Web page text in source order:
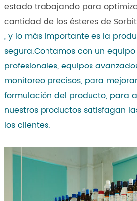
estado trabajando para
cantidad de los ésteres de
, y lo más importante es la
segura.Contamos con un
profesionales, equipos
monitoreo precisos, para
formulación del producto, para
nuestros productos satisfagan
los clientes.